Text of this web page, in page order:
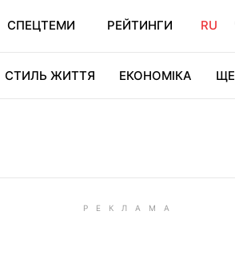
СПЕЦТЕМИ РЕЙТИНГИ RU
СТИЛЬ ЖИТТЯ ЕКОНОМІКА ЩЕ